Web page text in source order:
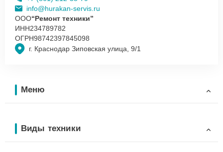
г. Краснодар Зиповская улица, 9/1
info@hurakan-servis.ru
ООО“Ремонт техники”
ИНН234789782
ОГРН98742397845098
Меню
Виды техники